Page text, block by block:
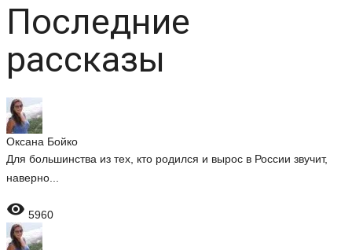
Последние
рассказы
Оксана Бойко
Для большинства из тех, кто родился и вырос в России звучит,
наверно...
 5960